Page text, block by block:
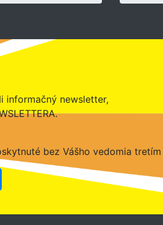
informačný newsletter,
bez Vášho vedomia tretím